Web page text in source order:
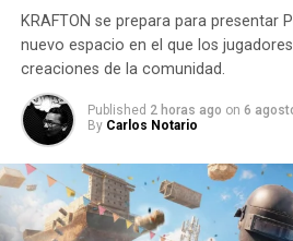
Persona 3 Reload – 50% de
Sonic X Shadow
Chronicles – 75% de
Cada uno de estos titulos son
aprovechar tanbuenos descuentos.
KRAFTON se prepara para presentar
nuevo espacio en el que los
creaciones de la comunidad.
Published 2 horas ago on 6
By Carlos Notario